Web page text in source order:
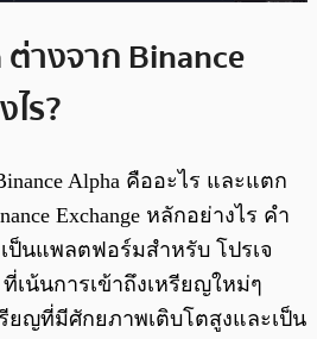
างจาก Binance
ร?
Alpha คืออะไร และแตก
Exchange หลักอย่างไร คำ
เป็นแพลตฟอร์มสำหรับ โปรเจ
เน้นการเข้าถึงเหรียญใหม่ๆ
ยญที่มีศักยภาพเติบโตสูงและเป็น